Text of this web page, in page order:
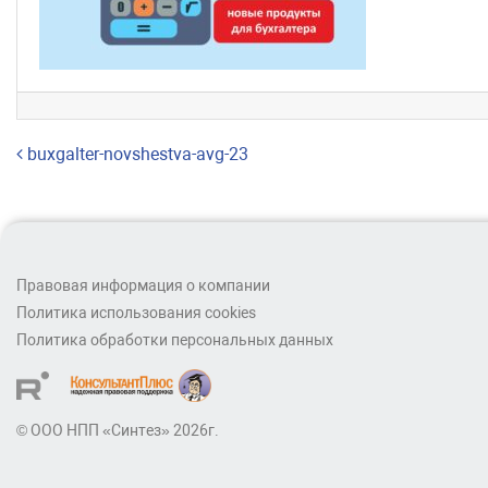
Навигация по записям
buxgalter-novshestva-avg-23
Правовая информация о компании
Политика использования cookies
Политика обработки персональных данных
© ООО НПП «Синтез» 2026г.